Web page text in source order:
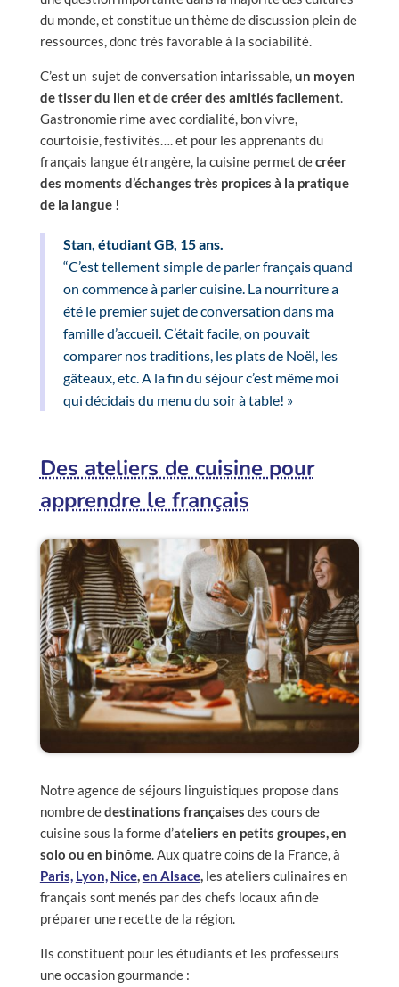
du monde, et constitue un thème de discussion plein de
ressources, donc très favorable à la sociabilité.
C’est un sujet de conversation intarissable,un moyen
de tisser du lien et de créer des amitiés facilement.
Gastronomie rime avec cordialité, bon vivre,
courtoisie, festivités…. et pour les apprenants du
français langue étrangère, la cuisine permet decréer
des moments d’échanges très propices à la pratique
de la langue!
Stan, étudiant GB, 15 ans.
“C’est tellement simple de parler français quand
on commence à parler cuisine. La nourriture a
été le premier sujet de conversation dans ma
famille d’accueil. C’était facile, on pouvait
comparer nos traditions, les plats de Noël, les
gâteaux, etc. A la fin du séjour c’est même moi
qui décidais du menu du soir à table! »
Des ateliers de cuisine pour
apprendre le français
Notre agence de séjours linguistiques propose dans
nombre dedestinations françaises des cours de
cuisine sous la forme d’ateliers en petits groupes, en
solo ou en binôme. Aux quatre coins de la France, à
Paris, Lyon, Nice,en Alsace,les ateliers culinaires en
français sont menés par des chefs locaux afin de
préparer une recette de la région.
Ils constituent pour les étudiants et les professeurs
une occasion gourmande :